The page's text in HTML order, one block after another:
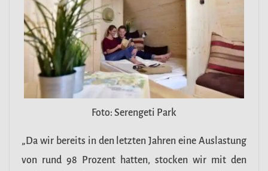
Foto: Serengeti Park
„Da wir bereits in den letzten Jahren eine Auslastung
von rund 98 Prozent hatten, stocken wir mit den